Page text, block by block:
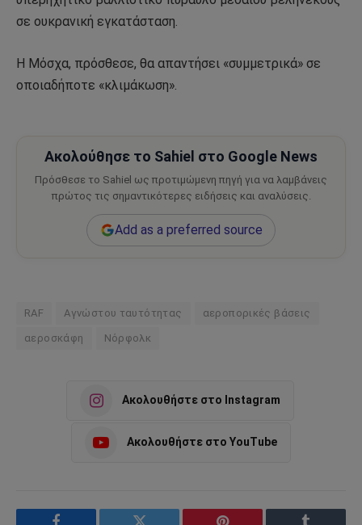
σε ουκρανική εγκατάσταση.
Η Μόσχα, πρόσθεσε, θα απαντήσει «συμμετρικά» σε
οποιαδήποτε «κλιμάκωση».
Ακολούθησε το Sahiel στο Google News
Πρόσθεσε το Sahiel ως προτιμώμενη πηγή για να λαμβάνεις
πρώτος τις σημαντικότερες ειδήσεις και αναλύσεις.
Add as a preferred source
RAF Αγνώστου ταυτότητας αεροπορικές βάσεις
αεροσκάφη Νόρφολκ
Ακολουθήστε στο Instagram
Ακολουθήστε στο YouTube